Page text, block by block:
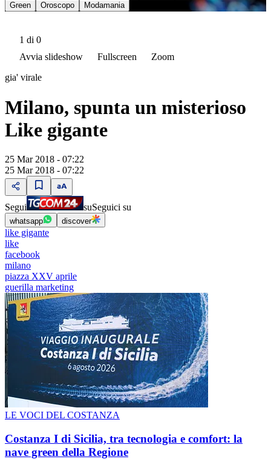
Green
Oroscopo Modamania
1 di 0
Avvia slideshow
Fullscreen
Zoom
gia' virale
Milano, spunta un misterioso
Like gigante
25 Mar 2018 - 07:22
25 Mar 2018 - 07:22
Segui suSeguici su
whatsapp discover
like gigante
like
facebook
milano
piazza XXV aprile
guerilla marketing
LE VOCI DEL COSTANZA
Costanza I di Sicilia, tra tecnologia e comfort: la
nave green della Regione